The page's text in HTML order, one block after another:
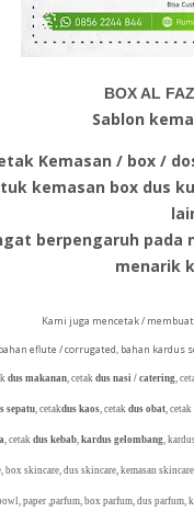
BOX AL
Sablon
Kemasan / box /
kemasan box dus
berpengaruh
menarik
Kami juga mencetak /
eflute / corrugated, bahan
dus makanan, cetak dus nasi / catering,
sepatu, cetakdus kaos, cetak dus obat, cetak
, cetak dus kebab, kardus gelombang,
skincare, dus skincare, kemasan
paper ,parfum, box parfum, dus